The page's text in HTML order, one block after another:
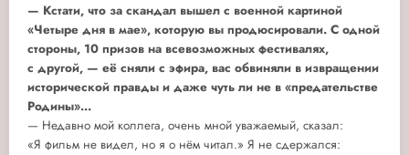
— Кстати, что за скандал вышел с военной картиной
«Четыре дня в мае», которую вы продюсировали. С одной
стороны, 10 призов на всевозможных фестивалях,
с другой, — её сняли с эфира, вас обвиняли в извращении
исторической правды и даже чуть ли не в «предательстве
Родины»...
— Недавно мой коллега, очень мной уважаемый, сказал:
«Я фильм не видел, но я о нём читал.» Я не сдержался: